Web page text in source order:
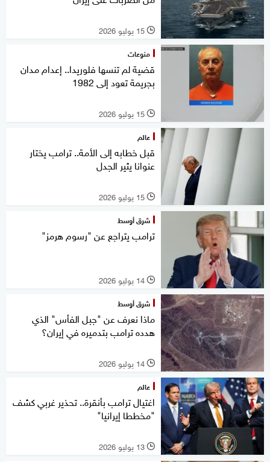
l 15 يوليو 2026
منوعات
قضية لم تنسها فلوريدا.. إعدام مدان
بجريمة تعود إلى 1982
l 15 يوليو 2026
عالم
قبل خطابه إلى الأمة.. ترامب يختار
عنوانا يثير الجدل
l 15 يوليو 2026
شرق أوسط
ترامب يتراجع عن "رسوم هرمز"
l 14 يوليو 2026
شرق أوسط
ماذا نعرف عن "جبل الفأس" الذي
هدده ترامب بتدميره في إيران؟
l 14 يوليو 2026
عالم
اغتيال ترامب بأنقرة.. تحذير غربي كشف
"مخططا إيرانيا"
l 13 يوليو 2026